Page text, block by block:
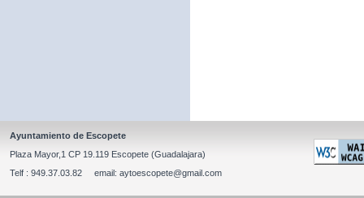
Ayuntamiento de Escopete
Plaza Mayor,1 CP 19.119 Escopete (Guadalajara)
Telf : 949.37.03.82 email: aytoescopete@gmail.com